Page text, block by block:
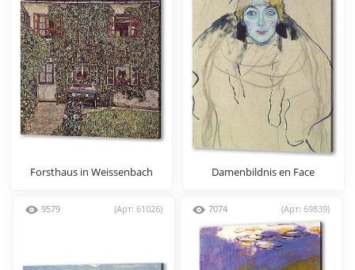
Forsthaus in Weissenbach
Damenbildnis en Face
9579 (Арт: 61026) 7074 (Арт: 69839)